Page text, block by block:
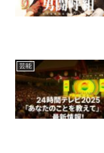
芸能